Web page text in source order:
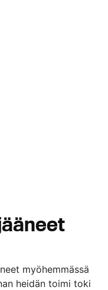
myöhemmässä
heidän toimi toki